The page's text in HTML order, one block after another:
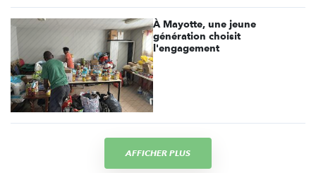
À Mayotte, une jeune
génération choisit
l'engagement
AFFICHER PLUS